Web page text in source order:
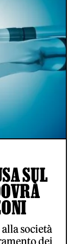
SUL
società
dei
DEI DATI E